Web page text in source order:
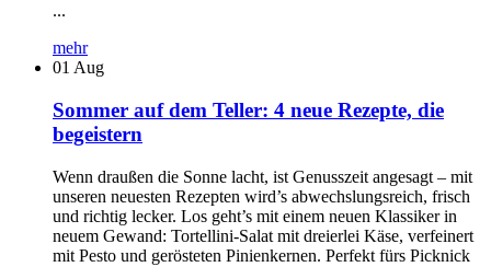
...
mehr
01 Aug
Sommer auf dem Teller: 4 neue Rezepte, die
begeistern
Wenn draußen die Sonne lacht, ist Genusszeit angesagt – mit
unseren neuesten Rezepten wird’s abwechslungsreich, frisch
und richtig lecker. Los geht’s mit einem neuen Klassiker in
neuem Gewand: Tortellini-Salat mit dreierlei Käse, verfeinert
mit Pesto und gerösteten Pinienkernen. Perfekt fürs Picknick